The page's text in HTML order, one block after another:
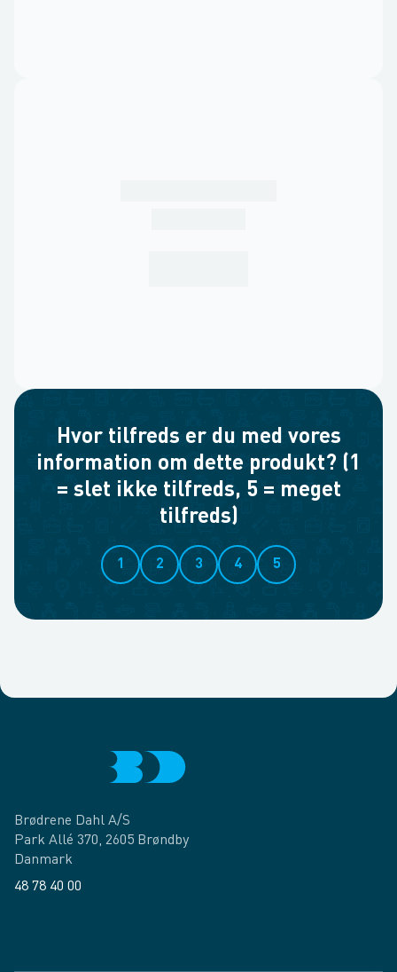
Hvor tilfreds er du med vores
information om dette produkt? (1
= slet ikke tilfreds, 5 = meget
tilfreds)
1 2 3 4 5
Brødrene Dahl A/S
Park Allé 370, 2605 Brøndby
Danmark
48 78 40 00